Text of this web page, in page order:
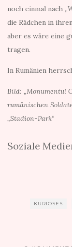
noch einmal nach „
die Rädchen in
aber es wäre eine
tragen.
In Rumänien
Bild: „Monumentul
rumänischen
„Stadion-Park“
Soziale
KURIOSES